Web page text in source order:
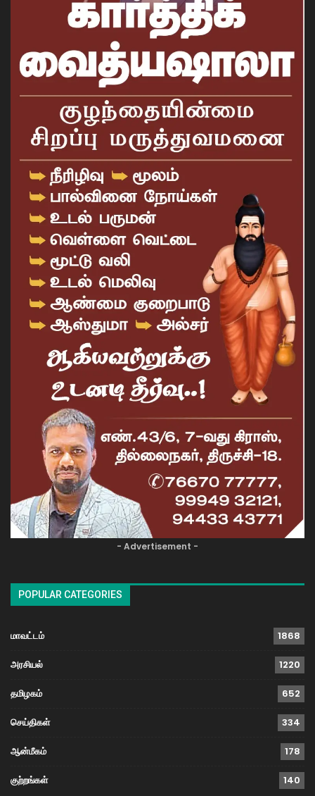
- Advertisement -
POPULAR CATEGORIES
மாவட்டம் 1868
அரசியல் 1220
தமிழகம் 652
செய்திகள் 334
ஆன்மீகம் 178
குற்றங்கள் 140